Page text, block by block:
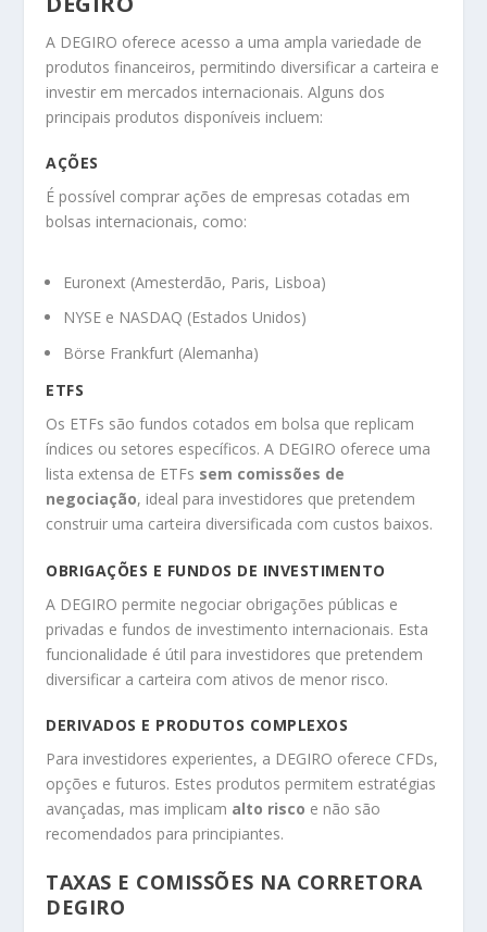
A DEGIRO oferece acesso a uma ampla variedade de
produtos financeiros, permitindo diversificar a carteira e
investir em mercados internacionais. Alguns dos
principais produtos disponíveis incluem:
AÇÕES
É possível comprar ações de empresas cotadas em
bolsas internacionais, como:
Euronext (Amesterdão, Paris, Lisboa)
NYSE e NASDAQ (Estados Unidos)
Börse Frankfurt (Alemanha)
ETFS
Os ETFs são fundos cotados em bolsa que replicam
índices ou setores específicos. A DEGIRO oferece uma
lista extensa de ETFs sem comissões de
negociação, ideal para investidores que pretendem
construir uma carteira diversificada com custos baixos.
OBRIGAÇÕES E FUNDOS DE INVESTIMENTO
A DEGIRO permite negociar obrigações públicas e
privadas e fundos de investimento internacionais. Esta
funcionalidade é útil para investidores que pretendem
diversificar a carteira com ativos de menor risco.
DERIVADOS E PRODUTOS COMPLEXOS
Para investidores experientes, a DEGIRO oferece CFDs,
opções e futuros. Estes produtos permitem estratégias
avançadas, mas implicam alto risco e não são
recomendados para principiantes.
TAXAS E COMISSÕES NA CORRETORA
DEGIRO